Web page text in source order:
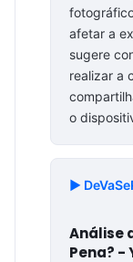
afetar a
sugere
realizar a
o
▶️
Análise
Pena? -